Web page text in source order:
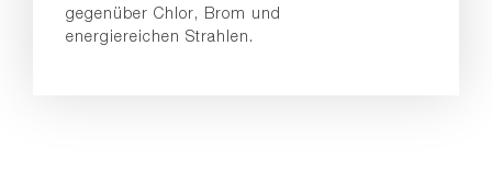
gegenüber Chlor, Brom und
energiereichen Strahlen.